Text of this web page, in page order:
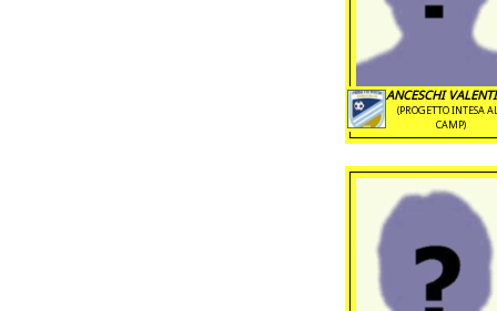
ANCESCHI
(PROGETTO INTESA
CAMP)